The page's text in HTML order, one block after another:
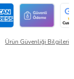
Ürün Güvenliği Bilgileri